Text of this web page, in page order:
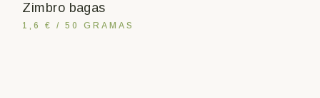
Zimbro bagas
1,6 € / 50 GRAMAS